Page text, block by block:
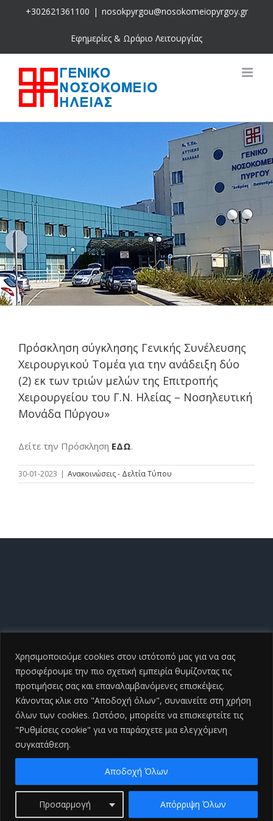
Χρησιμοποιούμε cookies στον ιστότοπό μας για να σας
προσφέρουμε την πιο σχετική εμπειρία θυμίζοντας τις
προτιμήσεις σας και επαναλαμβανόμενες επισκέψεις.
Κάνοντας κλικ στο "Αποδοχή όλων", συναινείτε στη χρήση
όλων των cookies. Ωστόσο, μπορείτε να επισκεφτείτε τις
"Ρυθμίσεις cookie" για να παράσχετε μια ελεγχόμενη
συγκατάθεση.
Προσαρμογή Απόρριψη Όλων
Αποδοχή Όλων
+302621361100 | nosokpyrgou@nosokomeiopyrgoy.gr
Εφημερίες & Ωράριο Λειτουργίας
Πρόσκληση σύγκλησης Γενικής Συνέλευσης
Χειρουργικού Τομέα για την ανάδειξη δύο
(2) εκ των τριών μελών της Επιτροπής
Χειρουργείου του Γ.Ν. Ηλείας – Νοσηλευτική
Μονάδα Πύργου»
Δείτε την Πρόσκληση ΕΔΩ.
30-01-2023 | Ανακοινώσεις - Δελτία Τύπου
Copyright ©2026 Γενικό Νοσοκομείο Ηλείας |All Rights
2026 | Developed by
Facebook